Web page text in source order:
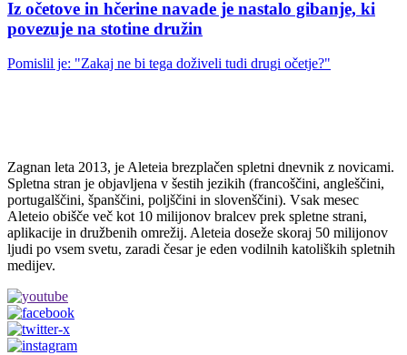
Iz očetove in hčerine navade je nastalo gibanje, ki
povezuje na stotine družin
Pomislil je: "Zakaj ne bi tega doživeli tudi drugi očetje?"
Zagnan leta 2013, je Aleteia brezplačen spletni dnevnik z novicami.
Spletna stran je objavljena v šestih jezikih (francoščini, angleščini,
portugalščini, španščini, poljščini in slovenščini). Vsak mesec
Aleteio obišče več kot 10 milijonov bralcev prek spletne strani,
aplikacije in družbenih omrežij. Aleteia doseže skoraj 50 milijonov
ljudi po vsem svetu, zaradi česar je eden vodilnih katoliških spletnih
medijev.